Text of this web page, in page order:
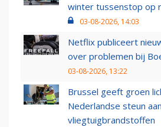
winter tussenstop op
03-08-2026, 14:03
Netflix publiceert
over problemen bij
03-08-2026, 13:22
Brussel geeft groen
Nederlandse steun
vliegtuigbrandstoffen